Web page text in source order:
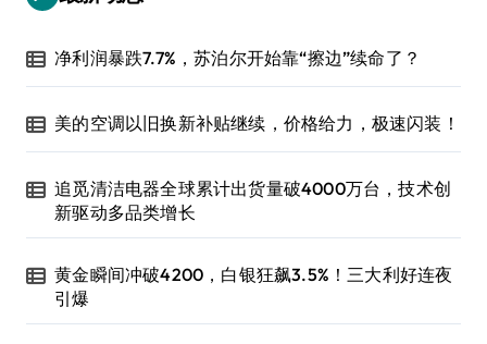
净利润暴跌7.7%，苏泊尔开始靠“擦边”续命了？
美的空调以旧换新补贴继续，价格给力，极速闪装！
追觅清洁电器全球累计出货量破4000万台，技术创
新驱动多品类增长
黄金瞬间冲破4200，白银狂飙3.5%！三大利好连夜
引爆